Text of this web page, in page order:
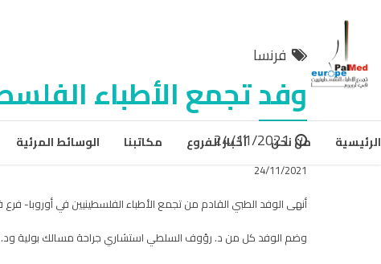
الرئيسية من نحن أخبار الفروع مكاتبنا الوسائط المرئية
فرنسا
وفد تجمع الأطباء
24/11/2021
24/11/2021
أنهى الوفد الطبي القادم من تجمع الأطباء الفلسطينيين في أوروبا-
وضم الوفد كل من د. رؤوف السلطي استشاري جراحة مسالك بولية ود.